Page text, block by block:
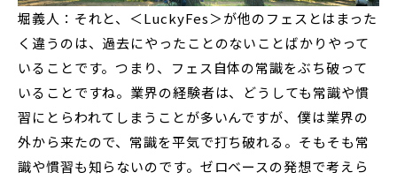
堀義人：それと、＜LuckyFes＞が他のフェスとはまった
く違うのは、過去にやったことのないことばかりやって
いることです。つまり、フェス自体の常識をぶち破って
いることですね。業界の経験者は、どうしても常識や慣
習にとらわれてしまうことが多いんですが、僕は業界の
外から来たので、常識を平気で打ち破れる。そもそも常
識や慣習も知らないのです。ゼロベースの発想で考えら